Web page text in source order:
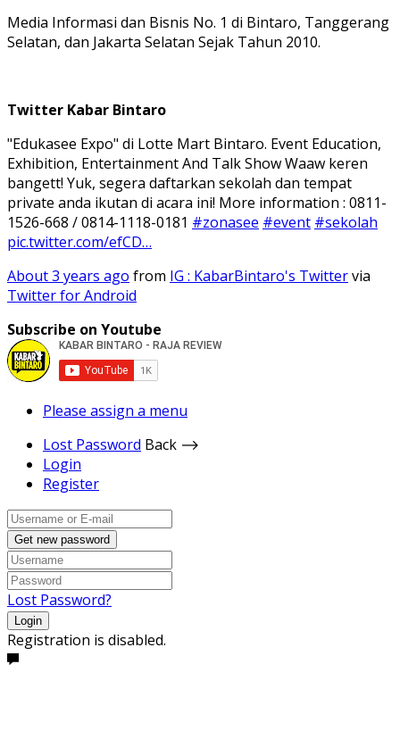
Media Informasi dan Bisnis No. 1 di Bintaro, Tanggerang
Selatan, dan Jakarta Selatan Sejak Tahun 2010.
Twitter Kabar Bintaro
"Edukasee Expo" di Lotte Mart Bintaro. Event Education,
Exhibition, Entertainment And Talk Show Waaw keren
bangett! Yuk, segera daftarkan sekolah dan tempat
private anda ikutan di acara ini! More information : 0811-
1526-668 / 0814-1118-0181 #zonasee #event #sekolah
pic.twitter.com/efCD…
About 3 years ago from IG : KabarBintaro's Twittervia
Twitter for Android
Subscribe on Youtube
Please assign a menu
Lost Password Back ⟶
Login
Register
Get new password
Lost Password?
Login
Registration is disabled.